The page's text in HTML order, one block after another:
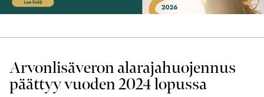
Arvon­lisäveron alaraja­huojennus
päättyy vuoden 2024 lopussa